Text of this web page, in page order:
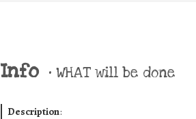
Info • WHAT will be done
Description: